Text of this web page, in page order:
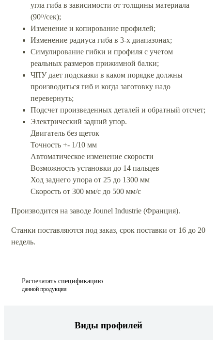
угла гиба в зависимости от толщины материала
(90ᴼ/сек);
Изменение и копирование профилей;
Изменение радиуса гиба в 3-х диапазонах;
Симулирование гибки и профиля с учетом
реальных размеров прижимной балки;
ЧПУ дает подсказки в каком порядке должны
производиться гиб и когда заготовку надо
перевернуть;
Подсчет произведенных деталей и обратный отсчет;
Электрический задний упор.
Двигатель без щеток
Точность +- 1/10 мм
Автоматическое изменение скорости
Возможность установки до 14 пальцев
Ход заднего упора от 25 до 1300 мм
Скорость от 300 мм/с до 500 мм/с
Производится на заводе Jounel Industrie (Франция).
Станки поставляются под заказ, срок поставки от 16 до 20
недель.
Распечатать спецификацию
данной продукции
Виды профилей